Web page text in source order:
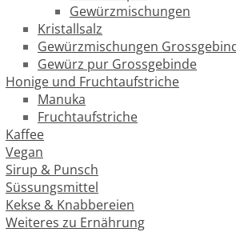
Gewürzmischungen
Kristallsalz
Gewürzmischungen
Gewürz pur Grossgebinde
Honige und Fruchtaufstriche
Manuka
Fruchtaufstriche
Kaffee
Vegan
Sirup & Punsch
Süssungsmittel
Kekse & Knabbereien
Weiteres zu Ernährung